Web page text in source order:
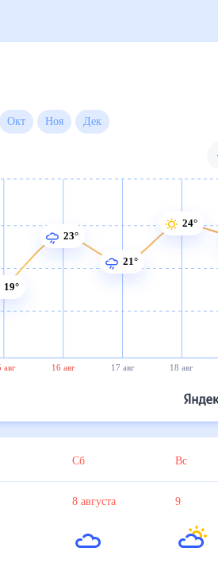
Сен Окт Ноя
авг 16 авг 17 авг 18 авг
19°
23°
21°
24°
Сб Вс
8 августа 9